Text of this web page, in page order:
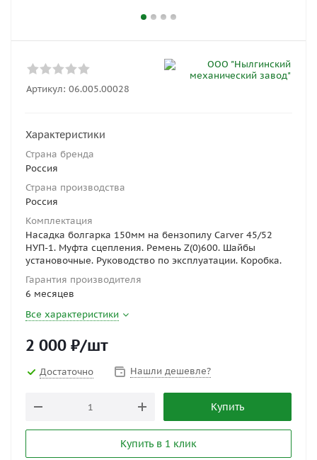
Артикул: 06.005.00028
Характеристики
Страна бренда
Россия
Страна производства
Россия
Комплектация
Насадка болгарка 150мм на бензопилу Carver 45/52
НУП-1. Муфта сцепления. Ремень Z(0)600. Шайбы
установочные. Руководство по эксплуатации. Коробка.
Гарантия производителя
6 месяцев
Все характеристики
2 000 ₽/шт
Достаточно Нашли дешевле?
Купить
Купить в 1 клик